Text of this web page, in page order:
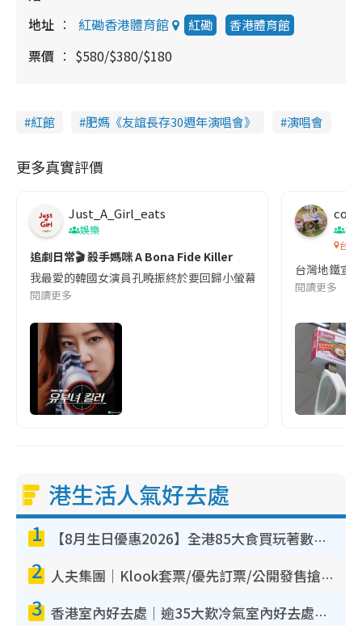
地址
紅磡香港體育館 紅磡 香港體育館
票價 $580/$380/$180
紅館 肥媽《友誼長存30週年演唱會》 演唱會
更多真實評價
Just_A_Girl_eats
娛樂
追劇日常🎬 殺手媽咪 A Bona Fide Killer
我最愛的韓國女演員孔曉振終於要回歸小螢幕啦!這次的劇本改編
閱讀更多
co
吹
台灣
台灣地鐵宣
閱讀更多
港生活人氣好去處
1 【8月生日優惠2026】全港85大食買玩著數攻略 自助餐/火鍋放題同行免費＋誠品/DONKI送現金券
2 人夫集團｜Klook套票/優先訂票/公開發售搶飛攻略！附票價.購票連結.場地座位表
3 香港室內好去處｜逾35大歎冷氣室內好去處推介 室內活動免費避雨無懼落雨